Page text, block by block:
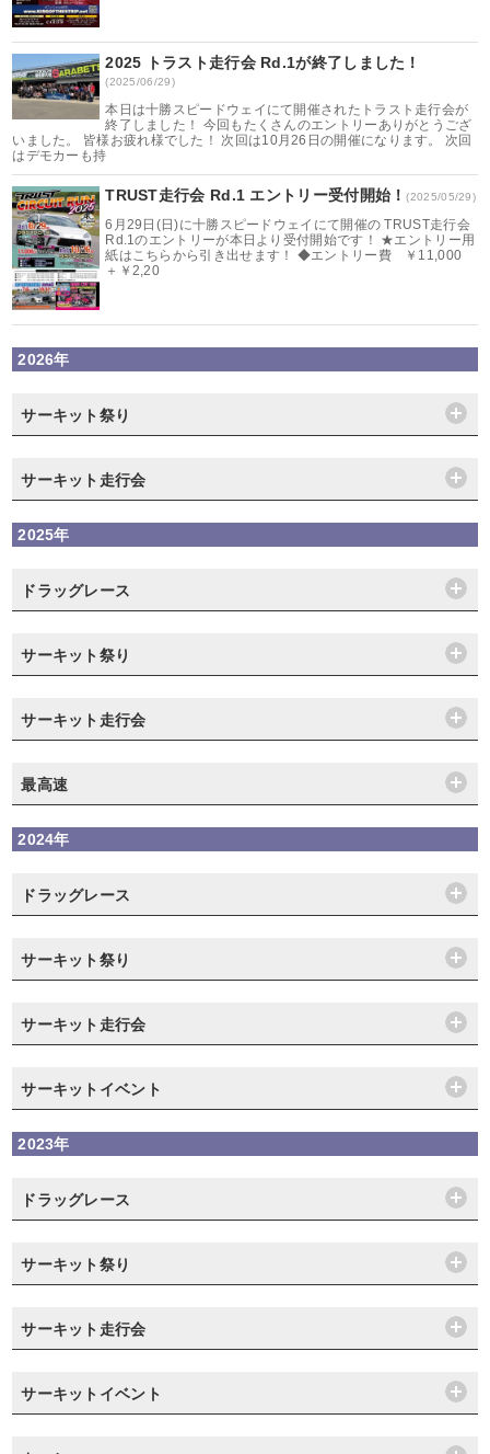
2025 トラスト走行会 Rd.1が終了しました！
(2025/06/29)
本日は十勝スピードウェイにて開催されたトラスト走行会が
終了しました！ 今回もたくさんのエントリーありがとうござ
いました。 皆様お疲れ様でした！ 次回は10月26日の開催になります。 次回
はデモカーも持
TRUST走行会 Rd.1 エントリー受付開始！(2025/05/29)
6月29日(日)に十勝スピードウェイにて開催の TRUST走行会
Rd.1のエントリーが本日より受付開始です！ ★エントリー用
紙はこちらから引き出せます！ ◆エントリー費 ￥11,000
＋￥2,20
2026年
サーキット祭り
サーキット走行会
2025年
ドラッグレース
サーキット祭り
サーキット走行会
最高速
2024年
ドラッグレース
サーキット祭り
サーキット走行会
サーキットイベント
2023年
ドラッグレース
サーキット祭り
サーキット走行会
サーキットイベント